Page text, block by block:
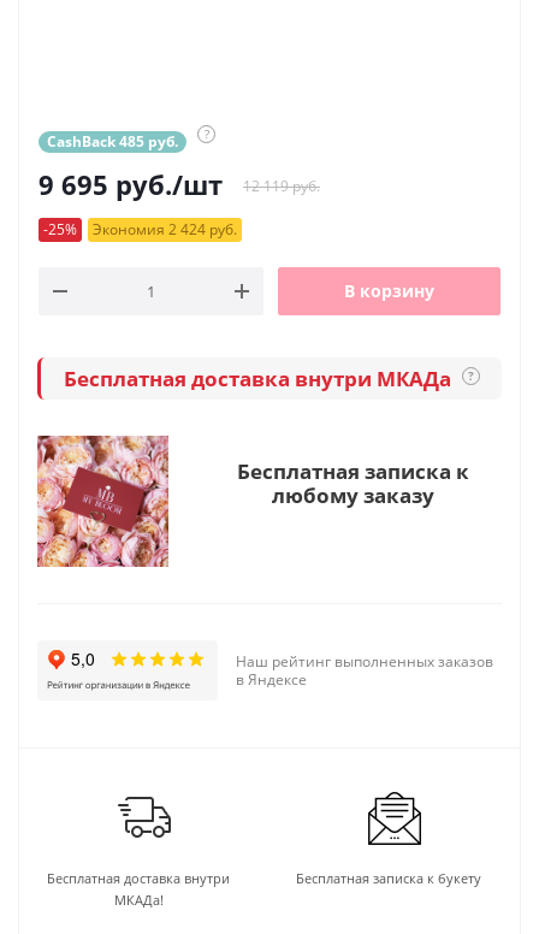
CashBack 485 руб. ?
9 695 руб./шт 12 119 руб.
-25% Экономия 2 424 руб.
В корзину
Бесплатная доставка внутри МКАДа ?
Бесплатная записка к
любому заказу
Наш рейтинг выполненных заказов
в Яндексе
Бесплатная доставка внутри
МКАДа!
Бесплатная записка к букету